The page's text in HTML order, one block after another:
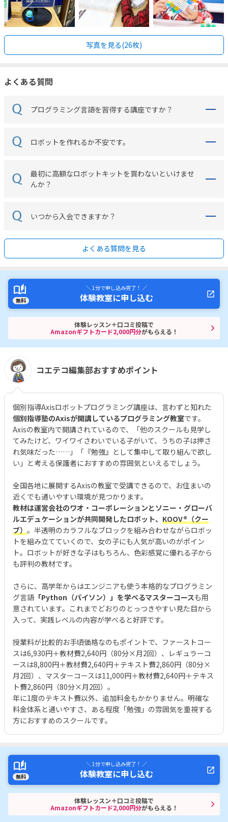
写真を見る(26枚)
よくある質問
プログラミング言語を習得する講座ですか？
ロボットを作れるか不安です。
最初に高額なロボットキットを買わないといけませ
んか？
いつから入会できますか？
よくある質問を見る
無料
＼ 1分で申し込み完了！ ／
体験教室に申し込む
体験レッスン＋口コミ投稿で
Amazonギフトカード2,000円分がもらえる！
コエテコ編集部おすすめポイント
個別指導Axisロボットプログラミング講座は、言わずと知れた
個別指導塾のAxisが開講しているプログラミング教室です。
Axisの教室内で開講されているので、「他のスクールも見学し
てみたけど、ワイワイさわいでいる子がいて、うちの子は押さ
れ気味だった……」「『勉強』として集中して取り組んで欲し
い」と考える保護者におすすめの雰囲気といえるでしょう。
全国各地に展開するAxisの教室で受講できるので、お住まいの
近くでも通いやすい環境が見つかります。
教材は運営会社のワオ・コーポレーションとソニー・グローバ
ルエデュケーションが共同開発したロボット、 KOOV®︎（クー
ブ）。半透明のカラフルなブロックを組み合わせながらロボッ
トを組み立てていくので、女の子にも人気が高いのがポイン
ト。ロボットが好きな子はもちろん、色彩感覚に優れる子から
も評判の教材です。
さらに、高学年からはエンジニアも使う本格的なプログラミン
グ言語「Python（パイソン）」を学べるマスターコースも用
意されています。これまでどおりのとっつきやすい見た目から
入って、実践レベルの内容が学べると好評です。
授業料が比較的お手頃価格なのもポイントで、ファーストコー
スは6,930円＋教材費2,640円（80分×月2回）、レギュラーコ
ースは8,800円＋教材費2,640円＋テキスト費2,860円（80分×
月2回）、マスターコースは11,000円＋教材費2,640円＋テキス
ト費2,860円（80分×月2回）。
年に1度のテキスト費以外、追加料金もかかりません。明確な
料金体系と通いやすさ、ある程度「勉強」の雰囲気を重視する
方におすすめのスクールです。
無料
＼ 1分で申し込み完了！ ／
体験教室に申し込む
体験レッスン＋口コミ投稿で
Amazonギフトカード2,000円分がもらえる！